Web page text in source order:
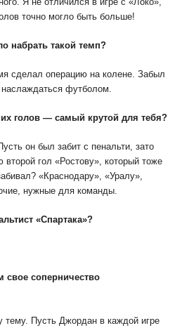
точно могло быть больше!
набрать такой темп?
сделал операцию на колене. Забыл
футболом.
голов — самый крутой для тебя?
он был забит с пенальти, зато
гол «Ростову», который тоже
«Краснодару», «Уралу»,
нужные для команды.
«Спартака»?
свое соперничество
Пусть Джордан в каждой игре